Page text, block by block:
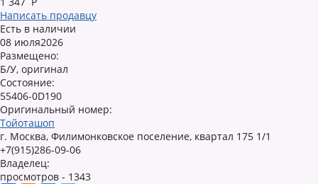
Написать продавцу
Есть в наличии
08 июля2026
Размещено:
Б/У, оригинал
Состояние:
55406-0D190
Оригинальный номер:
Тойоташоп
г. Москва, Филимонковское поселение, квартал 175 1/1
+7(915)286-09-06
Владелец:
просмотров - 1343